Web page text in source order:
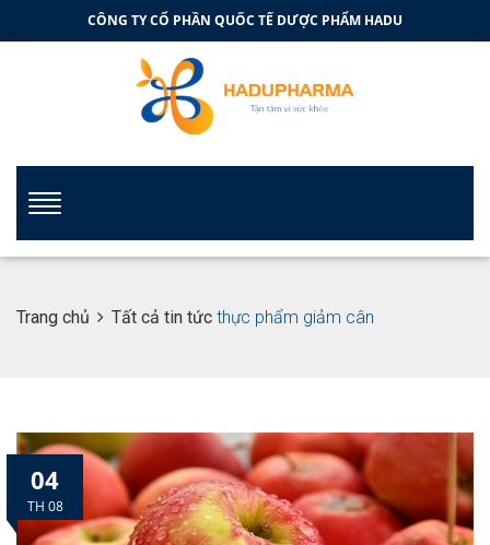
CÔNG TY CỔ PHẦN QUỐC TẾ DƯỢC PHẨM HADU
Trang chủ Tất cả tin tức thực phẩm giảm cân
04
TH 08